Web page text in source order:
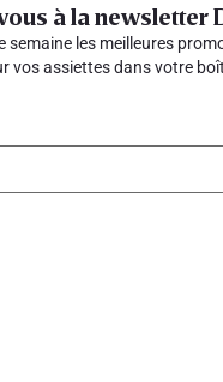
à la newsletter
semaine les meilleures
vos assiettes dans votre